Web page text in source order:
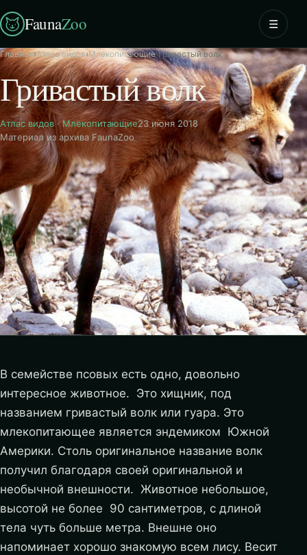
FaunaZoo ☰
Главная›Атлас видов›Млекопитающие›Гривастый волк
Гривастый волк
Атлас видов·Млекопитающие23 июня 2018
Материал из архива FaunaZoo
В семействе псовых есть одно, довольно
интересное животное. Это хищник, под
названием гривастый волк или гуара. Это
млекопитающее является эндемиком Южной
Америки. Столь оригинальное название волк
получил благодаря своей оригинальной и
необычной внешности. Животное небольшое,
высотой не более 90 сантиметров, с длиной
тела чуть больше метра. Внешне оно
напоминает хорошо знакомую всем лису. Весит